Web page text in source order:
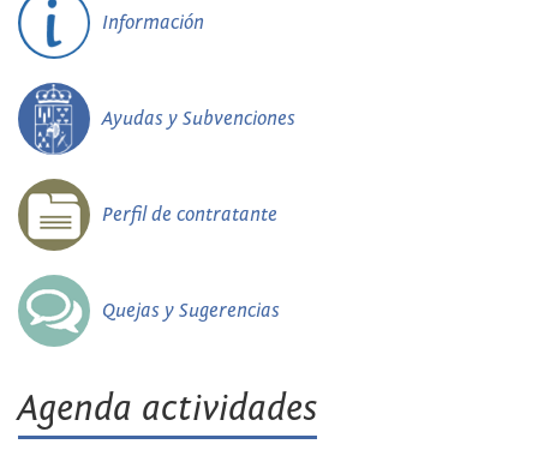
Información
Ayudas y Subvenciones
Perfil de contratante
Quejas y Sugerencias
Agenda actividades